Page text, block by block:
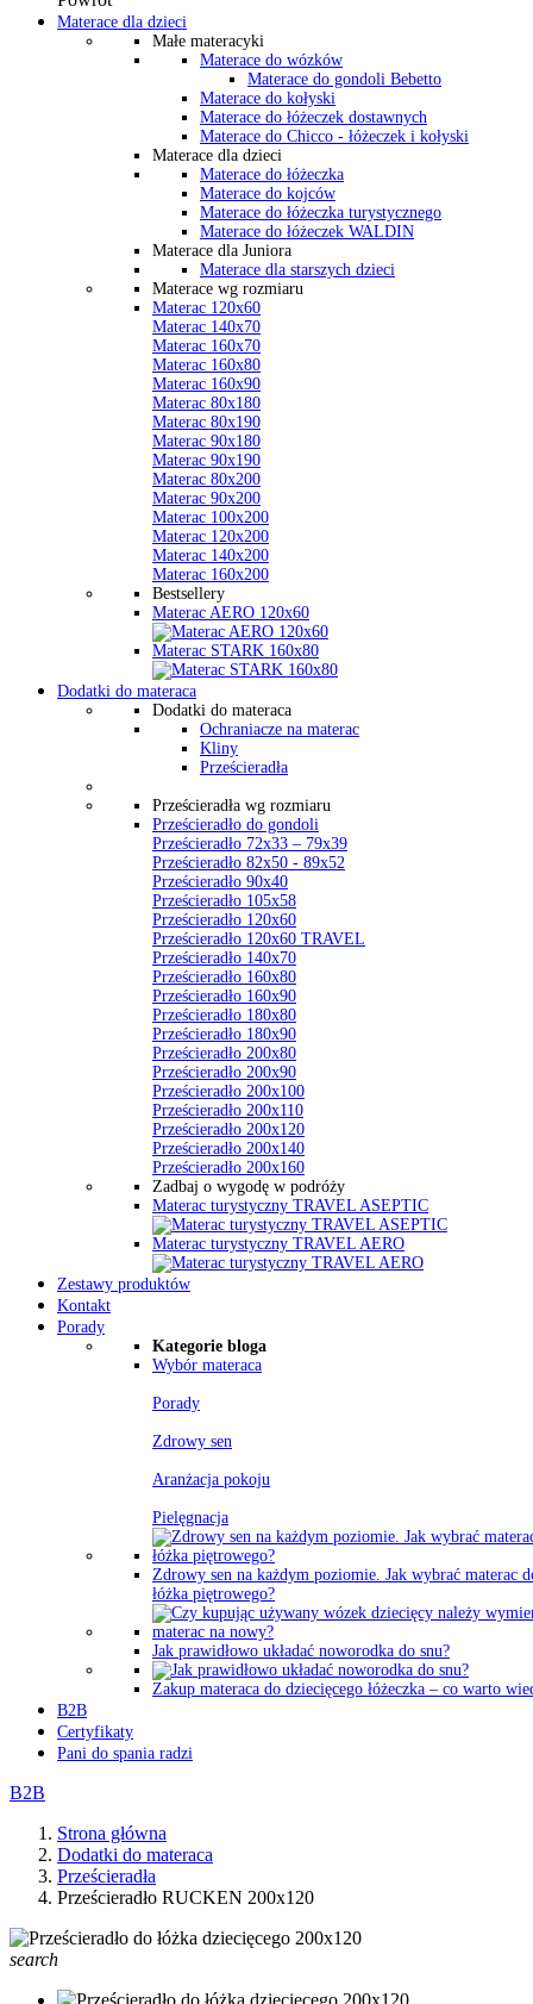
Materace dla dzieci
Małe materacyki
Materace do wózków
Materace do gondoli Bebetto
Materace do kołyski
Materace do łóżeczek dostawnych
Materace do Chicco - łóżeczek i kołyski
Materace dla dzieci
Materace do łóżeczka
Materace do kojców
Materace do łóżeczka turystycznego
Materace do łóżeczek WALDIN
Materace dla Juniora
Materace dla starszych dzieci
Materace wg rozmiaru
Materac 120x60
Materac 140x70
Materac 160x70
Materac 160x80
Materac 160x90
Materac 80x180
Materac 80x190
Materac 90x180
Materac 90x190
Materac 80x200
Materac 90x200
Materac 100x200
Materac 120x200
Materac 140x200
Materac 160x200
Bestsellery
Materac AERO 120x60
Materac STARK 160x80
Dodatki do materaca
Dodatki do materaca
Ochraniacze na materac
Kliny
Prześcieradła
Prześcieradła wg rozmiaru
Prześcieradło do gondoli
Prześcieradło 72x33 – 79x39
Prześcieradło 82x50 - 89x52
Prześcieradło 90x40
Prześcieradło 105x58
Prześcieradło 120x60
Prześcieradło 120x60 TRAVEL
Prześcieradło 140x70
Prześcieradło 160x80
Prześcieradło 160x90
Prześcieradło 180x80
Prześcieradło 180x90
Prześcieradło 200x80
Prześcieradło 200x90
Prześcieradło 200x100
Prześcieradło 200x110
Prześcieradło 200x120
Prześcieradło 200x140
Prześcieradło 200x160
Zadbaj o wygodę w podróży
Materac turystyczny TRAVEL ASEPTIC
Materac turystyczny TRAVEL AERO
Zestawy produktów
Kontakt
Porady
Kategorie bloga
Wybór materaca
Porady
Zdrowy sen
Aranżacja pokoju
Pielęgnacja
Zdrowy sen na każdym poziomie. Jak wybrać materac
łóżka piętrowego?
Jak prawidłowo układać noworodka do snu?
Zakup materaca do dziecięcego łóżeczka – co warto
B2B
Certyfikaty
Pani do spania radzi
B2B
Strona główna
Dodatki do materaca
Prześcieradła
Prześcieradło RUCKEN 200x120
search